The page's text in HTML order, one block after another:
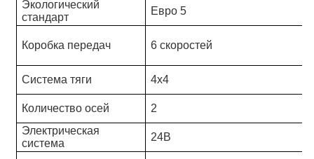
Экологический
стандарт
Евро 5
Коробка передач 6 скоростей
Система тяги 4x4
Количество осей
2
Электрическая
система
24В